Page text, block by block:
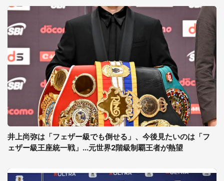
井上尚弥は「フェザー級でも倒せる」、今後見たいのは「フ
ェザー級王座統一戦」...元世界2階級制覇王者が熱望